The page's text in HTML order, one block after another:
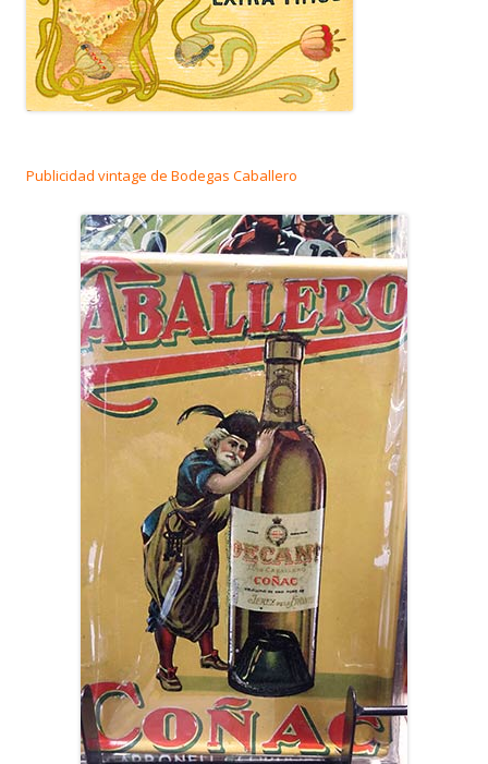
Publicidad vintage de Bodegas Caballero